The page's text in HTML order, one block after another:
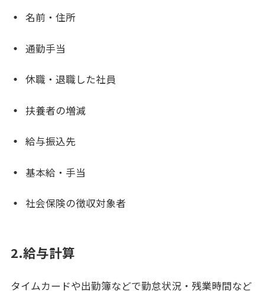
名前・住所
通勤手当
休職・退職した社員
扶養者の増減
給与振込先
基本給・手当
社会保険の徴収対象者
2.給与計算
タイムカードや出勤簿などで勤怠状況・残業時間など